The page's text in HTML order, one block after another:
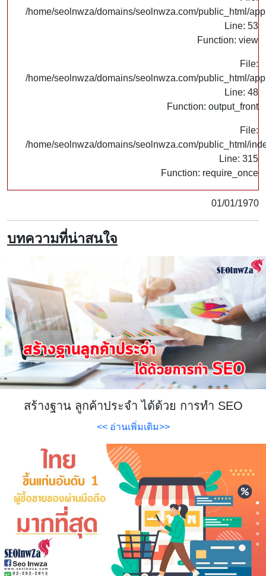
/home/seolnwza/domains/seolnwza.com/public_html/
Line: 53
Function: view
File:
/home/seolnwza/domains/seolnwza.com/public_html/
Line: 48
Function: output_front
File:
/home/seolnwza/domains/seolnwza.com/public_html/
Line: 315
Function: require_once
01/01/1970
บทความที่น่าสนใจ
สร้างฐาน ลูกค้าประจำ ได้ด้วย การทำ SEO
<< อ่านเพิ่มเติม>>